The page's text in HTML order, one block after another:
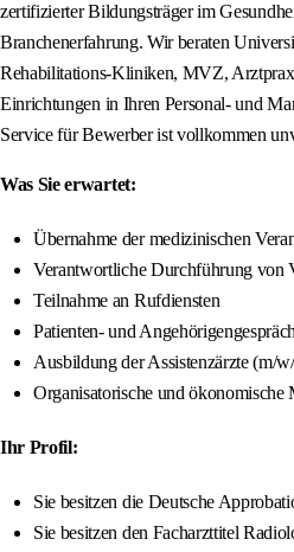
zertifizierter Bildungsträger im
Branchenerfahrung. Wir beraten
Rehabilitations-Kliniken, MVZ,
Einrichtungen in Ihren Personal- und
Service für Bewerber ist vollkommen
Was Sie erwartet:
Übernahme der medizinischen
Verantwortliche Durchführung von
Teilnahme an Rufdiensten
Patienten- und
Ausbildung der Assistenzärzte (m/
Organisatorische und ökonomische
Ihr Profil:
Sie besitzen die Deutsche
Sie besitzen den Facharzttitel